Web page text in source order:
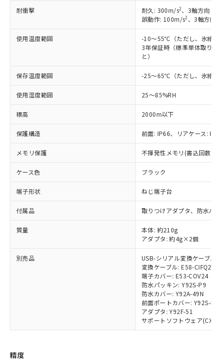
耐衝撃 耐久: 300m/s2、3軸方向 各
誤動作: 100m/s2 、3軸方向
使用温度範囲
-10～55℃（ただし、氷結、
3年保証時（標準単体取り
と）
保存温度範囲 -25～65℃（ただし、氷結、
使用湿度範囲 25～85%RH
標高 2000m以下
保護構造 前面: IP66、リアケース:
メモリ保護 不揮発性メモリ(書込回数:
ケース色 ブラック
端子形状 ねじ端子台
付属品 取りつけアダプタ、防水パ
質量
本体: 約210g
アダプタ: 約4g×2個
別売品
USB-シリアル変換ケーブル:
変換ケーブル: E58-CIFQ2-E
端子カバー: E53-COV24
防水パッキン: Y92S-P9
防水カバー: Y92A-49N
前面ポートカバー: Y92S-P7
アダプタ: Y92F-51
サポートソフトウェア(CX-
精度
(税抜)を提供させていただくもので
当社制御機器事業取扱商品の中には、
本サービスの対象外となる商品もある
在庫状況および標準価格照会結果は、
記載している更新日時点での社内デー
タに基づき作成されるものであり、閲
覧された時点での実際の在庫および標
準価格とは異なる場合があることをご
正式な納期状況および標準価格はお客
様のお取引先、またはお客様担当のオ
ムロン制御機器販売店・当社販売員に
オムロン制御機器販売店や当社販売拠
」をご確認
在庫状況および標準価格結果を当社の
事前の承諾なく第三者に漏洩または開
示しないようお願いします。
マイパーツ機能（部品リスト作成サー
ビス）をご利用いただくには、I-Web
メンバーズにご登録されている必要が
お客様が当ウェブサイト上で当社にご
登録された部品リストについて、当社
および当社の共同利用者が、当社の製
品・サービスに関するお客様との取
引・商談に必要な範囲で利用すること
※当社の共同利用者とは、"個人情報
非該当品：ライセンス料など無形物で、有
害物質有無と関係のない商品です。
仕入先様の事情により、非含有部品として
いたものが、含有品と判明した場合などや
むを得ず変更することがあります。
*EU RoHS指令（10物質）：
鉛(Pb) 1000ppm以下、 水銀(Hg) 1000ppm以下、 カド
ミウム(Cd) 100ppm以下、
六価クロム(Cr(Ⅵ)) 1000ppm以下、ポリ臭化ビフェニル
類(PBB) 1000ppm以下、ポリ臭化ジフェニルエーテル類
(PBDE) 1000ppm以下、フタル酸ビス(2-エチルヘキシ
（DBP） 1000ppm以下、フタル酸ジイソブチル
但し、RoHS指令で産業用監視および制御機器に対する
適用除外項目は除く。
図的な使用がないことを確認しています。
部品在庫の切り替え状況などにより、予定
※3 非含有証明書ダウンロード
下記の非含有証明書をダウンロードするこ
「○」：最大均質材料含有率が中国RoHSの
基準値以下であることを示します。
「×」：最大均質材料含有率が中国RoHSの
基準値を超えていることを示します。
「－」：未確認です。当社販売部門へお問
*中国RoHS10物質の基準値 (GB/T26572)：
Pb(鉛) :1000ppm、 Hg(水銀) : 1000ppm、 Cd(カドミウ
ム) : 100ppm、
ニル類) : 1000ppm、 PBDEs(ポリ臭化ジフェニルエーテ
DBP(フタル酸ジブチル) : 1000ppm、 DIBP(フタル酸ジ
イソブチル) : 1000ppm、 BBP(フタル酸ブチルベンジ
DEHP(フタル酸ビス(2-エチルヘキシル)) : 1000ppm
「ｅ」：有害物質（10物質）のすべてが基
準値以下であることを示します。
「10」：通常の使用状況下において有害物
質が外部に漏えいし、環境に深刻な影響を
「－」：未確認です。当社販売部門へお問
当社は、これら貴社製品のうち、外国
為替および外国貿易法に定める商品
（以下｢規制貨物等」という）を輸出
または国外への提供する場合は、日本
可)を取得するなどの必要な手続きを
当社は規制貨物を破棄する場合は、完
全に破砕するなど、違法に輸出されな
いよう必要な手段を講じます。
当社は貴社製品を、核兵器、ミサイ
ル、化学兵器、生物兵器またはその他
武器並びにこれらの製造装置等に一切
当社は、貴社製品を第三者に販売する
場合は、上記1、2および3の内容を当
該第三者に通知します。また当社は、
法に輸出するおそれがある場合は、取
キャンセル
記
号
一定数以上の在庫あり
一定数には満たないが在庫あり
在庫なし(最新の在庫状況につ
いては、お客様のお取引先、ま
たはお客様担当のオムロン制御
機器販売店・当社販売員にご確
受注生産機種、また在庫状況の
情報を公開していない機種